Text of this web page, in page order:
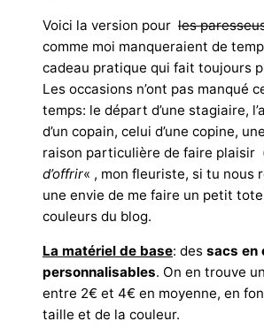
Voici la version pour les
comme moi manqueraient de
cadeau pratique qui fait toujours
Les occasions n’ont pas manqué
temps: le départ d’une stagiaire,
d’un copain, celui d’une copine,
raison particulière de faire plaisir
d’offrir« , mon fleuriste, si tu nous
une envie de me faire un petit
couleurs du blog.
La matériel de base: des sacs en
personnalisables. On en trouve
entre 2€ et 4€ en moyenne, en
taille et de la couleur.